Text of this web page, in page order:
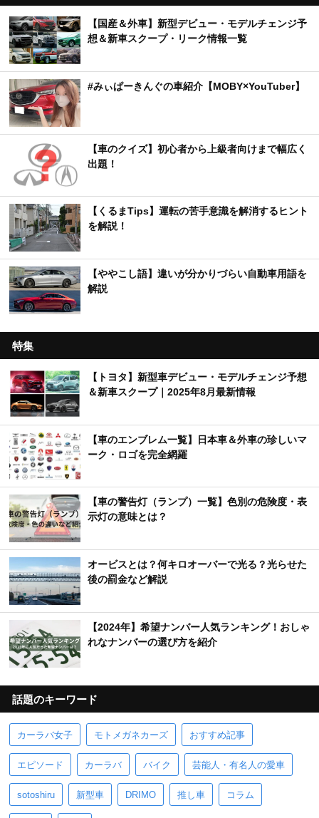
【国産＆外車】新型デビュー・モデルチェンジ予
想＆新車スクープ・リーク情報一覧
#みぃぱーきんぐの車紹介【MOBY×YouTuber】
【車のクイズ】初心者から上級者向けまで幅広く
出題！
【くるまTips】運転の苦手意識を解消するヒント
を解説！
【ややこし語】違いが分かりづらい自動車用語を
解説
特集
【トヨタ】新型車デビュー・モデルチェンジ予想
＆新車スクープ｜2025年8月最新情報
【車のエンブレム一覧】日本車＆外車の珍しいマ
ーク・ロゴを完全網羅
【車の警告灯（ランプ）一覧】色別の危険度・表
示灯の意味とは？
オービスとは？何キロオーバーで光る？光らせた
後の罰金など解説
【2024年】希望ナンバー人気ランキング！おしゃ
れなナンバーの選び方を紹介
話題のキーワード
カーラバ女子 モトメガネカーズ おすすめ記事
エピソード カーラバ バイク 芸能人・有名人の愛車
sotoshiru 新型車 DRIMO 推し車 コラム